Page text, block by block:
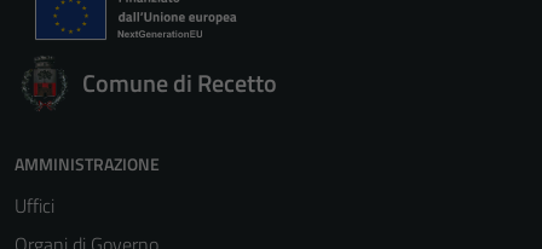
Comune di Recetto
AMMINISTRAZIONE
Uffici